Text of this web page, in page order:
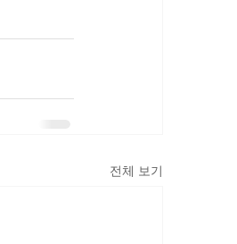
전체 보기